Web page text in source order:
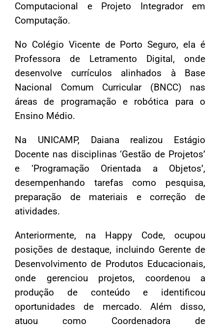
Computacional e Projeto Integrador em
Computação.
No Colégio Vicente de Porto Seguro, ela é
Professora de Letramento Digital, onde
desenvolve currículos alinhados à Base
Nacional Comum Curricular (BNCC) nas
áreas de programação e robótica para o
Ensino Médio.
Na UNICAMP, Daiana realizou Estágio
Docente nas disciplinas ‘Gestão de Projetos’
e ‘Programação Orientada a Objetos’,
desempenhando tarefas como pesquisa,
preparação de materiais e correção de
atividades.
Anteriormente, na Happy Code, ocupou
posições de destaque, incluindo Gerente de
Desenvolvimento de Produtos Educacionais,
onde gerenciou projetos, coordenou a
produção de conteúdo e identificou
oportunidades de mercado. Além disso,
atuou como Coordenadora de